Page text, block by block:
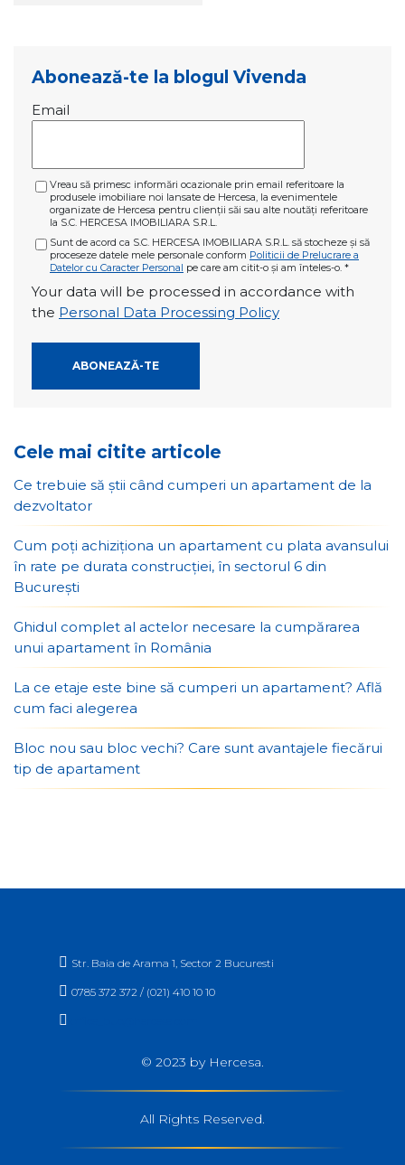
Abonează-te la blogul Vivenda
Email
Vreau să primesc informări ocazionale prin email referitoare la
produsele imobiliare noi lansate de Hercesa, la evenimentele
organizate de Hercesa pentru clienții săi sau alte noutăți referitoare
la S.C. HERCESA IMOBILIARA S.R.L.
Sunt de acord ca S.C. HERCESA IMOBILIARA S.R.L. să stocheze și să
proceseze datele mele personale conform Politicii de Prelucrare a
Datelor cu Caracter Personal pe care am citit-o și am înteles-o. *
Your data will be processed in accordance with
the Personal Data Processing Policy
Cele mai citite articole
Ce trebuie să știi când cumperi un apartament de la
dezvoltator
Cum poți achiziționa un apartament cu plata avansului
în rate pe durata construcției, în sectorul 6 din
București
Ghidul complet al actelor necesare la cumpărarea
unui apartament în România
La ce etaje este bine să cumperi un apartament? Află
cum faci alegerea
Bloc nou sau bloc vechi? Care sunt avantajele fiecărui
tip de apartament
 Str. Baia de Arama 1, Sector 2 Bucuresti
 0785 372 372 / (021) 410 10 10

© 2023 by Hercesa.
All Rights Reserved.